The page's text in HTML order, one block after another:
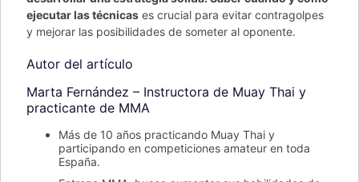
ejecutar las técnicas es crucial para evitar contragolpes
y mejorar las posibilidades de someter al oponente.
Autor del artículo
Marta Fernández – Instructora de Muay Thai y
practicante de MMA
Más de 10 años practicando Muay Thai y
participando en competiciones amateur en toda
España.